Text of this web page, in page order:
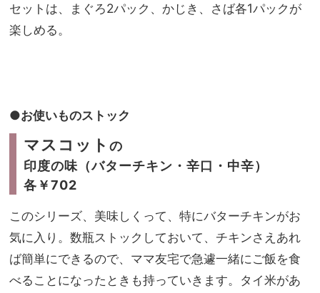
セットは、まぐろ2パック、かじき、さば各1パックが
楽しめる。
●お使いものストック
マスコット の
印度の味（バターチキン・辛口・中辛）
各￥702
このシリーズ、美味しくって、特にバターチキンがお
気に入り。数瓶ストックしておいて、チキンさえあれ
ば簡単にできるので、ママ友宅で急遽一緒にご飯を食
べることになったときも持っていきます。タイ米があ